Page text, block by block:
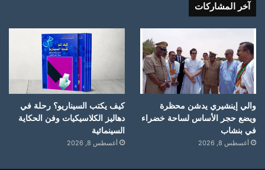
آخر المشاركات
والي إينشيري يدشن محظرة
ويضع حجر الأساس لساحة خضراء
في بنشاب
أغسطس 8, 2026
كيف يكتب السيناريو؟ رحلة في
دهاليز الكلاسيكيات وفن الحكاية
السينمائية
أغسطس 8, 2026